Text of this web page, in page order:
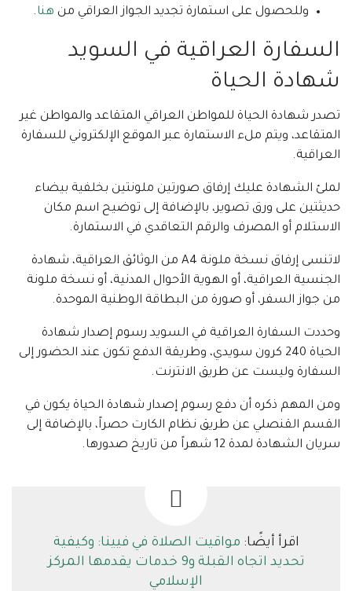
وللحصول على استمارة تجديد الجواز العراقي من هنا.
السفارة العراقية في السويد
شهادة الحياة
تصدر شهادة الحياة للمواطن العراقي المتقاعد والمواطن غير
المتقاعد، ويتم ملء الاستمارة عبر الموقع الإلكتروني للسفارة
العراقية.
لملئ الشهادة عليك إرفاق صورتين ملونتين بخلفية بيضاء
حديثتين على ورق تصوير، بالإضافة إلى توضيح اسم مكان
الاستلام أو المصرف والرقم التعاقدي في الاستمارة.
لاتنسى إرفاق نسخة ملونة A4 من الوثائق العراقية، شهادة
الجنسية العراقية، أو الهوية الأحوال المدنية، أو نسخة ملونة
من جواز السفر، أو صورة من البطاقة الوطنية الموحدة.
وحددت السفارة العراقية في السويد رسوم إصدار شهادة
الحياة 240 كرون سويدي، وطريقة الدفع تكون عند الحضور إلى
السفارة وليست عن طريق الانترنت.
ومن المهم ذكره أن دفع رسوم إصدار شهادة الحياة يكون في
القسم القنصلي عن طريق نظام الكارت حصراً، بالإضافة إلى
سريان الشهادة لمدة 12 شهراً من تاريخ صدورها.
اقرأ أيضًا: مواقيت الصلاة في فيينا: وكيفية
تحديد اتجاه القبلة و9 خدمات يقدمها المركز
الإسلامي